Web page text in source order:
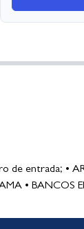
de entrada; •
• BANCOS